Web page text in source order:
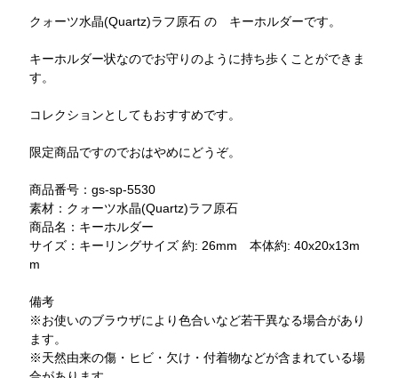
クォーツ水晶(Quartz)ラフ原石 の キーホルダーです。
キーホルダー状なのでお守りのように持ち歩くことができま
す。
コレクションとしてもおすすめです。
限定商品ですのでおはやめにどうぞ。
商品番号：gs-sp-5530
素材：クォーツ水晶(Quartz)ラフ原石
商品名：キーホルダー
サイズ：キーリングサイズ 約: 26mm 本体約: 40x20x13m
m
備考
※お使いのブラウザにより色合いなど若干異なる場合があり
ます。
※天然由来の傷・ヒビ・欠け・付着物などが含まれている場